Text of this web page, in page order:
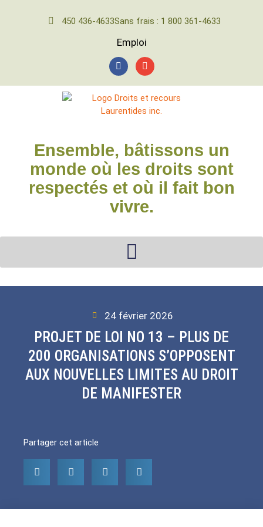
450 436-4633Sans frais : 1 800 361-4633
Emploi
Ensemble, bâtissons un
monde où les droits sont
respectés et où il fait bon
vivre.
24 février 2026
PROJET DE LOI NO 13 – PLUS DE
200 ORGANISATIONS S’OPPOSENT
AUX NOUVELLES LIMITES AU DROIT
DE MANIFESTER
Partager cet article